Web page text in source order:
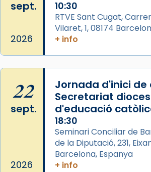
Arquebisbat de Barcelona
2 weeks ago
Jaume, fill de Zebedeu, és
seu germà Joan i Pere un dels
acompanyava més de prop
apòstol màrtir, decapitat a
Herodes Agripa (vers l'any
Patró de Galícia, després de
musulmanes fou venerat
Regnes castellans i més tard
sept.
2026
10:30
RTVE Sant Cugat,
Vilaret, 1, 08174
+ info
22
sept.
2026
Jornada d'inici de
Secretariat
d'educació
18:30
Seminari Conciliar de
de la Diputació, 231,
Barcelona, Espanya
+ info